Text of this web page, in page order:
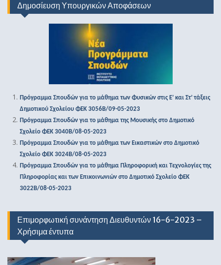
Δημοσίευση Υπουργικών Αποφάσεων
Πρόγραμμα Σπουδών για το μάθημα των Φυσικών στις Ε’ και Στ’ τάξεις
Δημοτικού Σχολείου ΦΕΚ 3056Β/09-05-2023
Πρόγραμμα Σπουδών για το μάθημα της Μουσικής στο Δημοτικό
Σχολείο ΦΕΚ 3040Β/08-05-2023
Πρόγραμμα Σπουδών για το μάθημα των Εικαστικών στο Δημοτικό
Σχολείο ΦΕΚ 3024Β/08-05-2023
Πρόγραμμα Σπουδών για το μάθημα Πληροφορική και Τεχνολογίες της
Πληροφορίας και των Επικοινωνιών στο Δημοτικό Σχολείο ΦΕΚ
3022Β/08-05-2023
Επιμορφωτική συνάντηση Διευθυντών 16-6-2023 –
Χρήσιμα έντυπα